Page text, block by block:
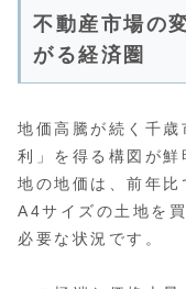
不動産市場の
がる経済圏
地価高騰が続く千
利」を得る構図が
地の地価は、前年比
A4サイズの土地を
必要な状況です。